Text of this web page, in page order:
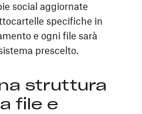
social aggiornate
specifiche in
e ogni file sarà
prescelto.
struttura
file e